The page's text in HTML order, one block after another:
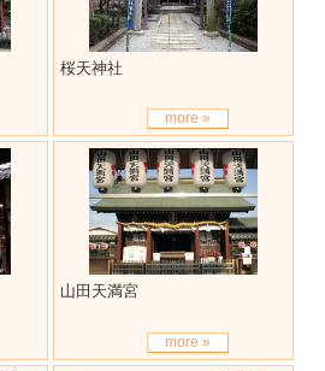
桜天神社
more »
山田天満宮
more »